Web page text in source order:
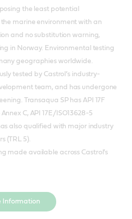
the least potential
marine environment with an
and no substitution warning,
in Norway. Environmental testing
geographies worldwide.
tested by Castrol’s industry-
team, and has undergone
Transaqua SP has API 17F
C, API 17E/ISO13628-5
also qualified with major industry
(TRL 5).
made available across Castrol’s
Information